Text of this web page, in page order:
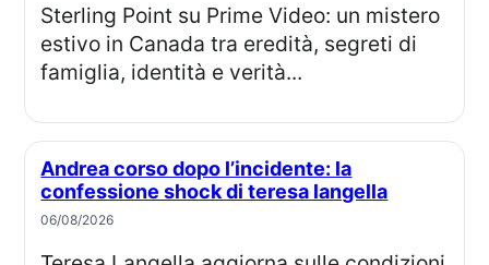
Sterling Point su Prime Video: un mistero
estivo in Canada tra eredità, segreti di
famiglia, identità e verità...
Andrea corso dopo l’incidente: la
confessione shock di teresa langella
06/08/2026